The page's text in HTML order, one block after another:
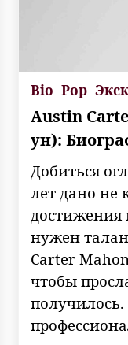
Bio Pop
Austin
ун):
Добиться
лет дано не
достижения
нужен
Carter
чтобы